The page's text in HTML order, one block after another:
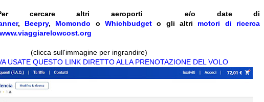
cercare altri aeroporti e/o date di
, Beepry, Momondo oWhichbudget o gli altri motori di ricerca
www.viaggiarelowcost.org
(clicca sull'immagine per ingrandire)
USATE QUESTO LINK DIRETTO ALLA PRENOTAZIONE DEL VOLO